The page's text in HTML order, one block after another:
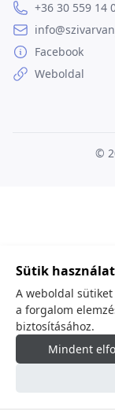
+36 30 559 14
Facebook
Weboldal
©
Sütik
A weboldal
a forgalom
biztosításához.
Mindent